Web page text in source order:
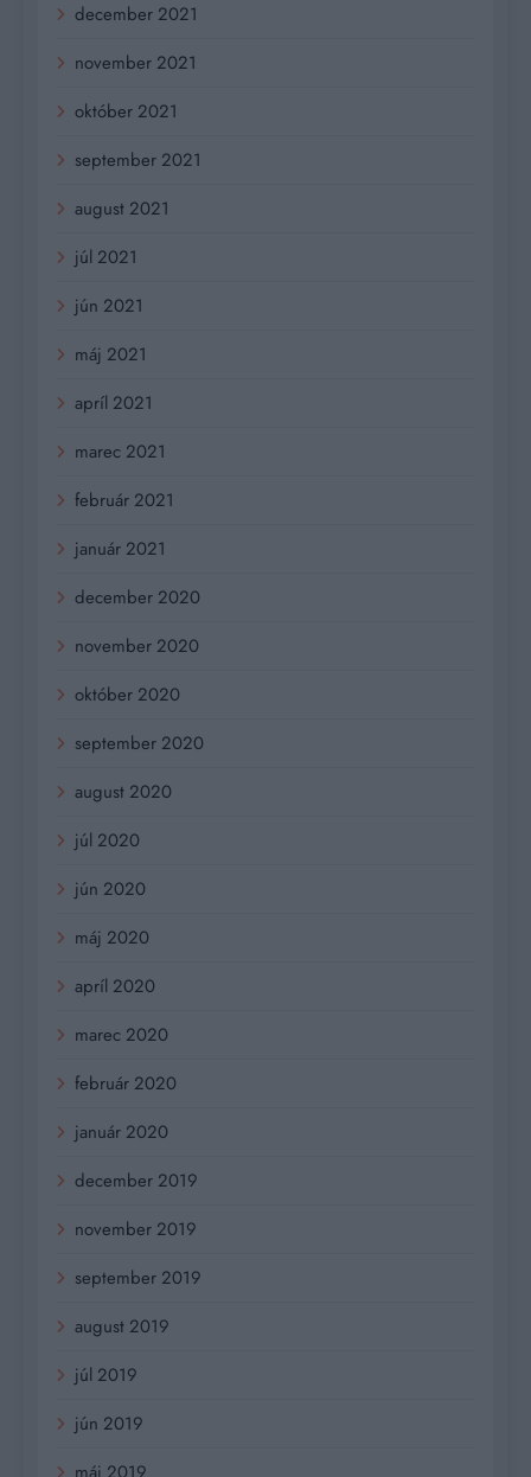
december 2021
november 2021
október 2021
september 2021
august 2021
júl 2021
jún 2021
máj 2021
apríl 2021
marec 2021
február 2021
január 2021
december 2020
november 2020
október 2020
september 2020
august 2020
júl 2020
jún 2020
máj 2020
apríl 2020
marec 2020
február 2020
január 2020
december 2019
november 2019
september 2019
august 2019
júl 2019
jún 2019